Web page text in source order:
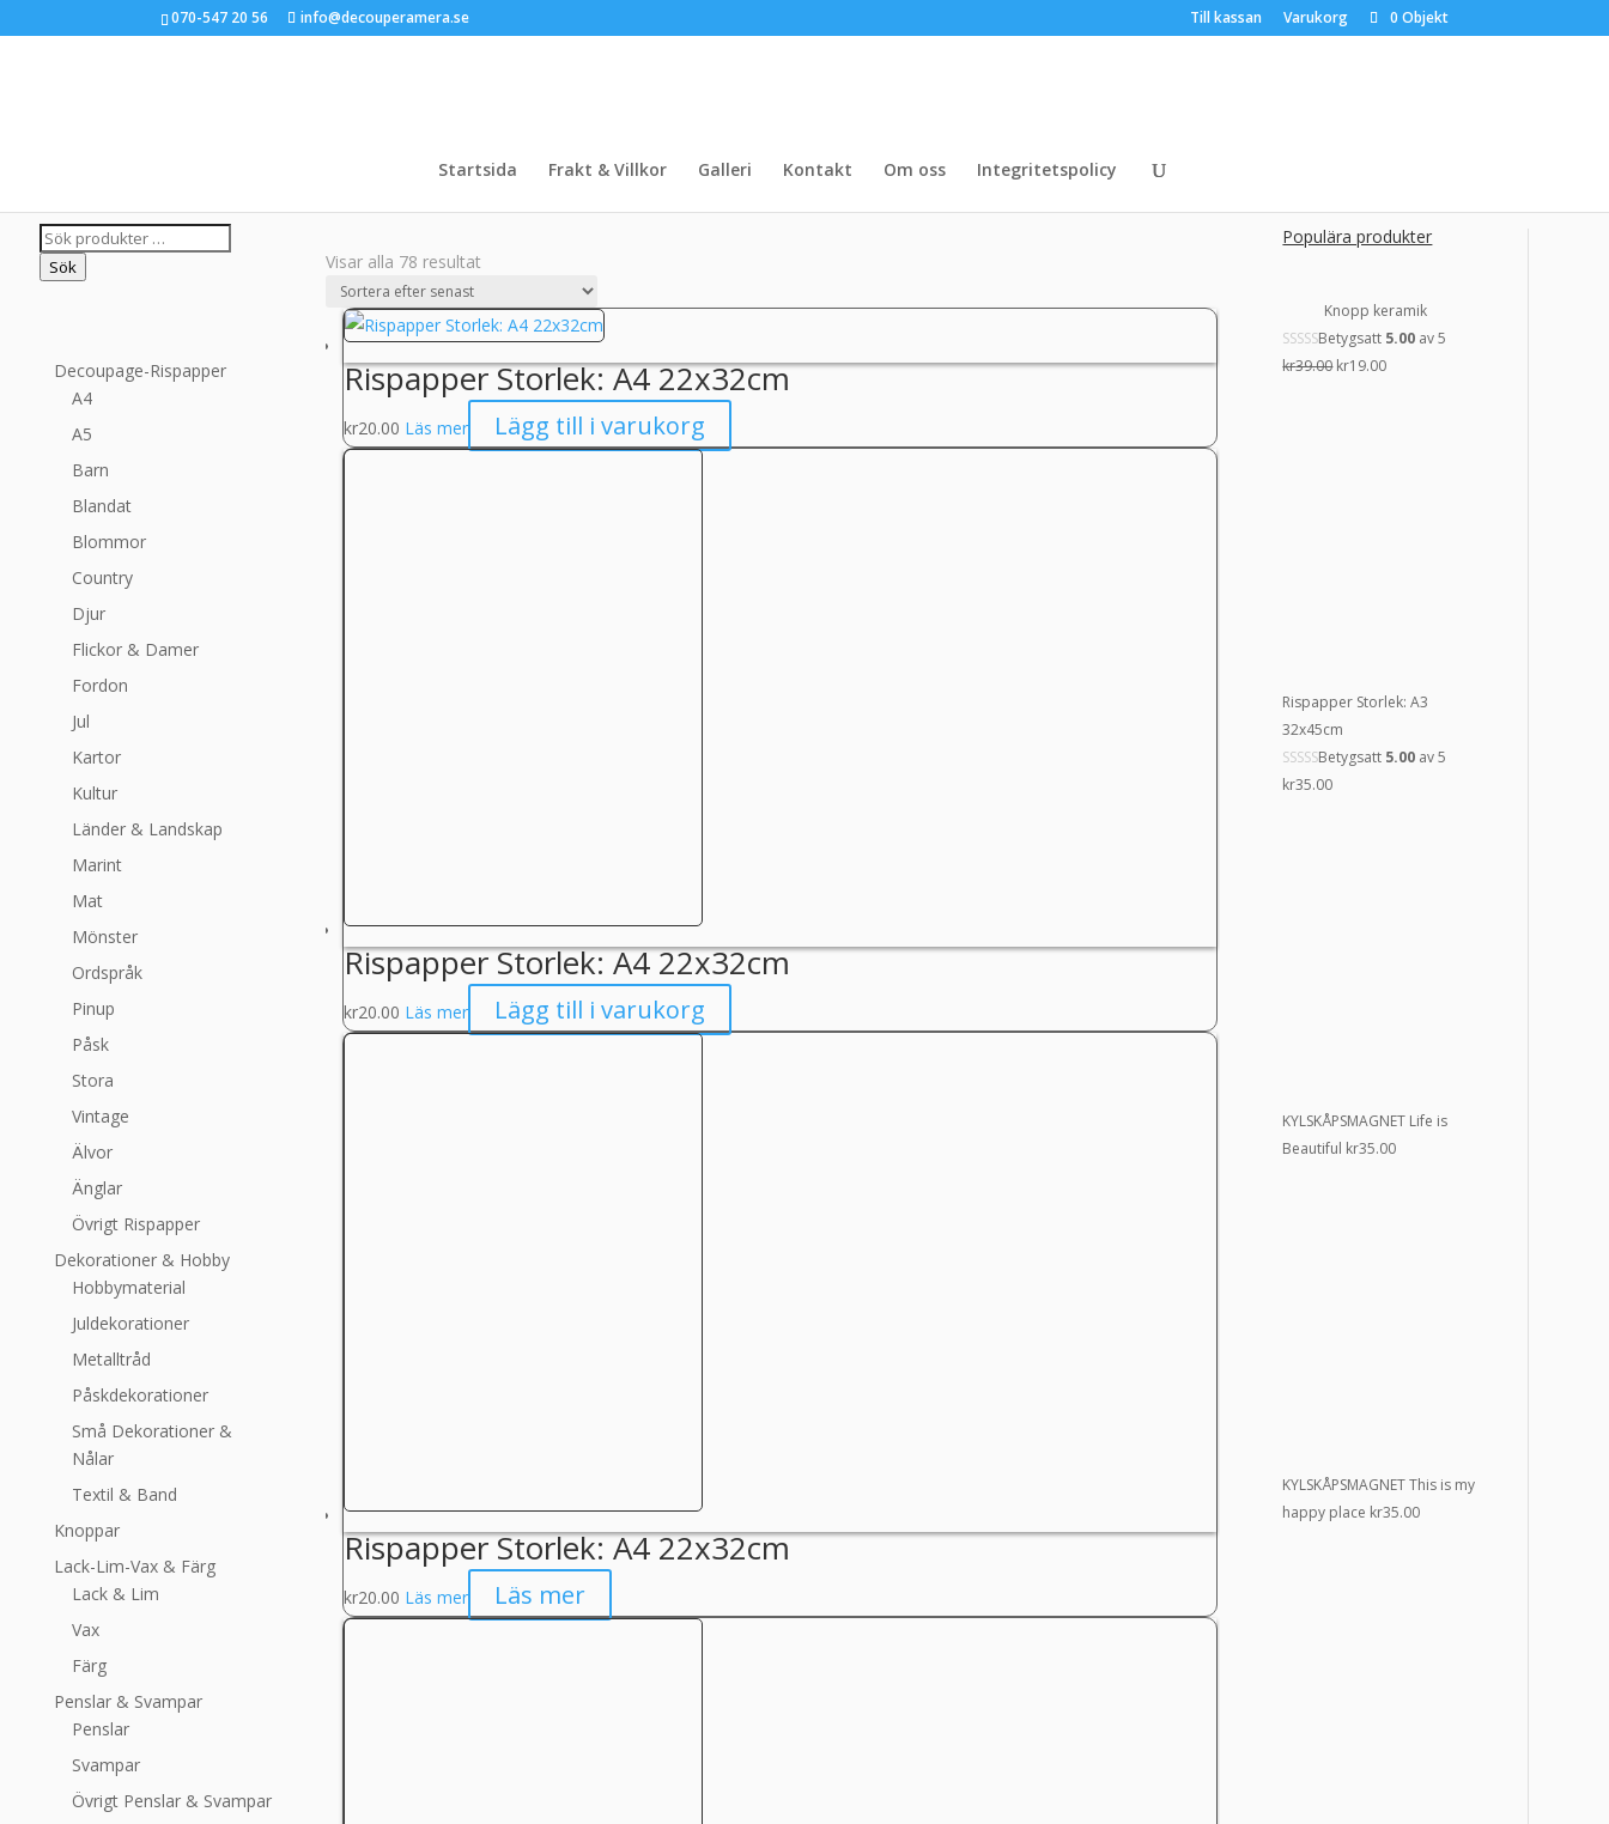
070-547 20 56 info@decouperamera.se Till kassan Varukorg 0 Objekt
Startsida Frakt & Villkor Galleri Kontakt Om oss Integritetspolicy
Sök
efter:
Sök
Decoupage-Rispapper
A4
A5
Barn
Blandat
Blommor
Country
Djur
Flickor & Damer
Fordon
Jul
Kartor
Kultur
Länder & Landskap
Marint
Mat
Mönster
Ordspråk
Pinup
Påsk
Stora
Vintage
Älvor
Änglar
Övrigt Rispapper
Dekorationer & Hobby
Hobbymaterial
Juldekorationer
Metalltråd
Påskdekorationer
Små Dekorationer &
Nålar
Textil & Band
Knoppar
Lack-Lim-Vax & Färg
Lack & Lim
Vax
Färg
Penslar & Svampar
Penslar
Svampar
Övrigt Penslar & Svampar
Visar alla 78 resultatSortera
senaste
Rispapper Storlek: A4 22x32cm
kr20.00 Läs mer Lägg till i varukorg
Rispapper Storlek: A4 22x32cm
kr20.00 Läs mer Lägg till i varukorg
Rispapper Storlek: A4 22x32cm
kr20.00 Läs mer Läs mer
Populära produkter
Knopp keramik
Betygsatt 5.00 av 5
kr39.00 Det
kr19.00Det
Rispapper Storlek: A3
32x45cm
Betygsatt 5.00 av 5
kr35.00
KYLSKÅPSMAGNET Life is
Beautiful kr35.00
KYLSKÅPSMAGNET This is my
happy place kr35.00